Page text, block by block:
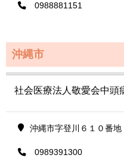
0988881151
沖縄市
社会医療法人敬愛会中頭
沖縄市字登川６１０番地
0989391300